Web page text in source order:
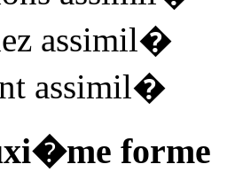
assimil�
assimil�
forme